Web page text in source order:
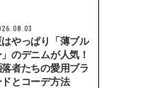
はやっぱり「薄ブル
」のデニムが人気！
者たちの愛用ブラ
ドとコーデ方法